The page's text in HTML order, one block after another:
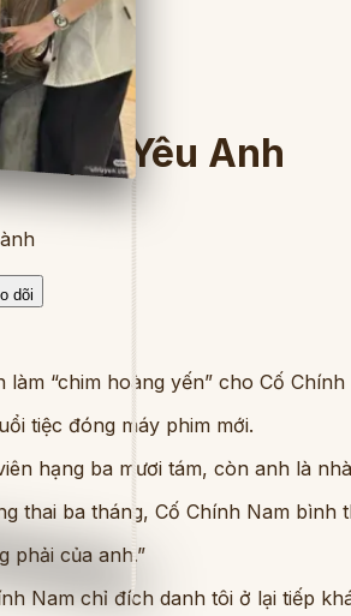
Dặm Yêu Anh
dõi
làm “chim hoàng yến” cho Cố
tiệc đóng máy phim mới.
hạng ba mươi tám, còn anh là
thai ba tháng, Cố Chính Nam bình
phải của anh.”
Nam chỉ đích danh tôi ở lại tiếp